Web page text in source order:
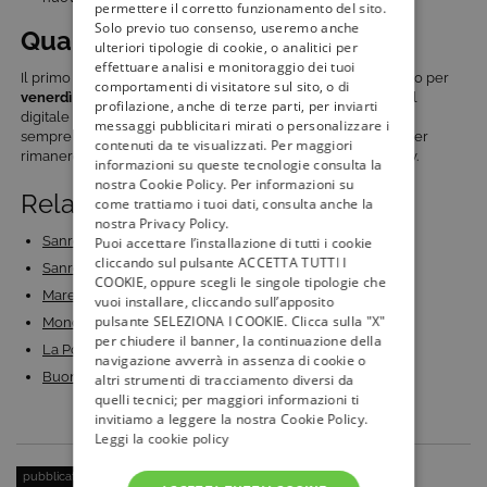
Quando va in onda
Il primo appuntamento con “ Tutti pazzi per Re Julien
” è fissato per
venerdì 10 luglio alle ore 18
canale 46 di tivùsat
digitale terrestre. Successivamente va in onda ogni venerdì,
sempre alla stessa ora. Continuate a seguire
per
rimanere sempre aggiornati sulle ultime novità in arrivo in tv.
Related Posts:
Sanremo 2023: duetti e cover ufficiali, concorrenti…
Sanremo 2023: anticipazioni quarta serata, recap…
Mare Fuori 3: gli ultimi episodi in streaming e in…
Mondiali Qatar 2022: calendario e dove seguire tutte…
La Porta Rossa 3 su Rai 2 HD: trama, episodi, cast e…
Buongiorno, Mamma! 2: quando inizia la fiction con…
pubblicato il: 9 Luglio 2020
permettere il corretto funzionamento del sito.
Solo previo tuo consenso, useremo anche
ulteriori tipologie di cookie, o analitici per
effettuare analisi e monitoraggio dei tuoi
comportamenti di visitatore sul sito, o di
profilazione, anche di terze parti, per inviarti
messaggi pubblicitari mirati o personalizzare i
contenuti da te visualizzati. Per maggiori
informazioni su queste tecnologie consulta la
nostra Cookie Policy. Per informazioni su
come trattiamo i tuoi dati, consulta anche la
nostra Privacy Policy.
Puoi accettare l’installazione di tutti i cookie
cliccando sul pulsante ACCETTA TUTTI I
COOKIE, oppure scegli le singole tipologie che
vuoi installare, cliccando sull’apposito
pulsante SELEZIONA I COOKIE. Clicca sulla "X"
per chiudere il banner, la continuazione della
navigazione avverrà in assenza di cookie o
altri strumenti di tracciamento diversi da
quelli tecnici; per maggiori informazioni ti
invitiamo a leggere la nostra Cookie Policy.
Leggi la cookie policy